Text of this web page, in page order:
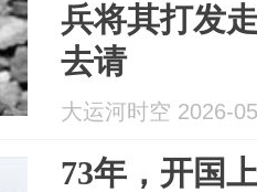
兵将其打发
去请
大运河时空 2026-
73年，开国